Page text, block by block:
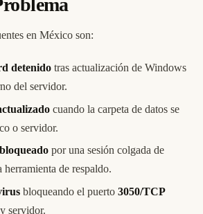
en México son:
detenido tras actualización de Windows
del servidor.
cuando la carpeta de datos se
o servidor.
por una sesión colgada de
de respaldo.
bloqueando el puerto 3050/TCP
servidor.